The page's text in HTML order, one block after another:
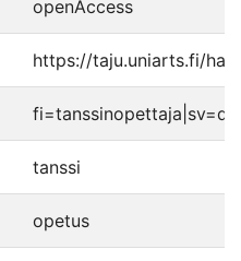
openAccess
https://taju.uniarts.fi/
tanssi
opetus